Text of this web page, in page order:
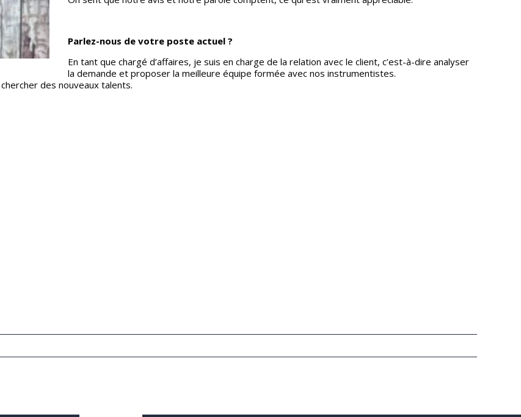
Parlez-nous de votre poste actuel ?
En tant que chargé d’affaires, je suis en charge de la relation avec le client, c’est-à-dire analyser
la demande et proposer la meilleure équipe formée avec nos instrumentistes.
des nouveaux talents.